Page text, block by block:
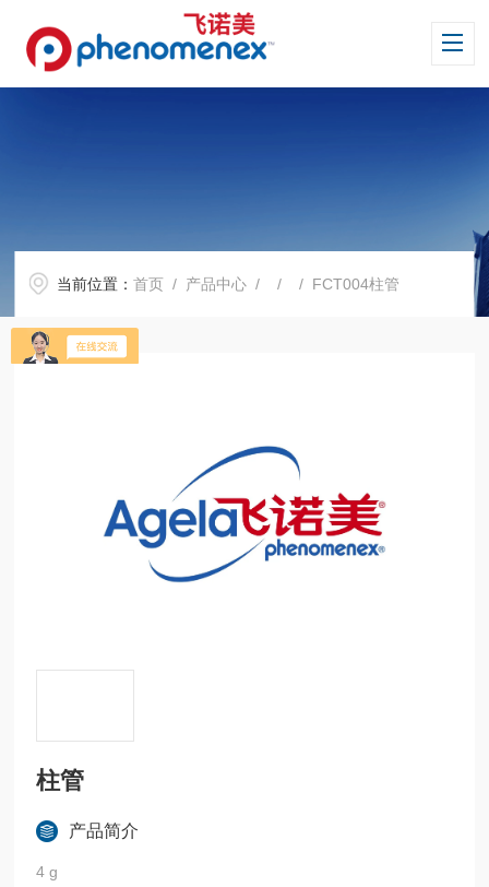
当前位置：首页 / 产品中心 / / / FCT004柱管
柱管
产品简介
4 g